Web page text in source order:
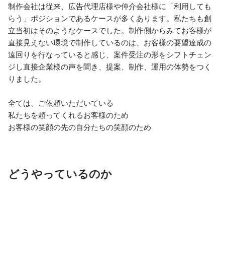
制作会社は従来、広告代理店様や仲介会社様に「利用しても
らう」ポジションであるケースが多くあります。私たちも創
立当初はそのようなケースでした。制作側からみてお客様が
直接見えない環境で制作しているのは、お客様の要望達成の
遠回りを行なっていると感じ、案件受注の形をシフトチェン
ジし直接企業様の声を聞き、提案、制作、運用の体勢をつく
りました。
全ては、ご依頼いただいている
私たちを頼ってくれるお客様のため
お客様の笑顔の先の自分たちの笑顔のため
どうやっているのか